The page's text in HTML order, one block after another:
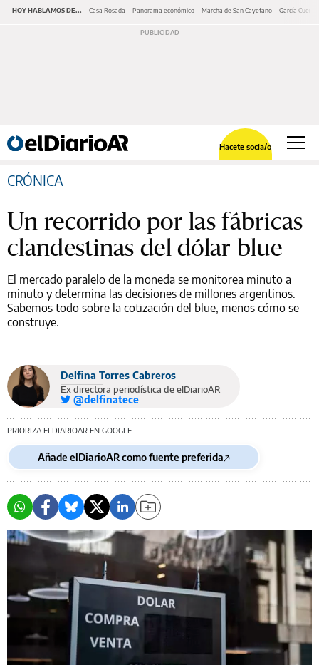
HOY HABLAMOS DE... Casa Rosada Panorama económico Marcha de San Cayetano García Cuerva
Hacete socia/o
CRÓNICA
Un recorrido por las fábricas
clandestinas del dólar blue
El mercado paralelo de la moneda se monitorea minuto a
minuto y determina las decisiones de millones argentinos.
Sabemos todo sobre la cotización del blue, menos cómo se
construye.
Delfina Torres Cabreros
Ex directora periodística de elDiarioAR
@delfinatece
PRIORIZA ELDIARIOAR EN GOOGLE
Añade elDiarioAR como fuente preferida